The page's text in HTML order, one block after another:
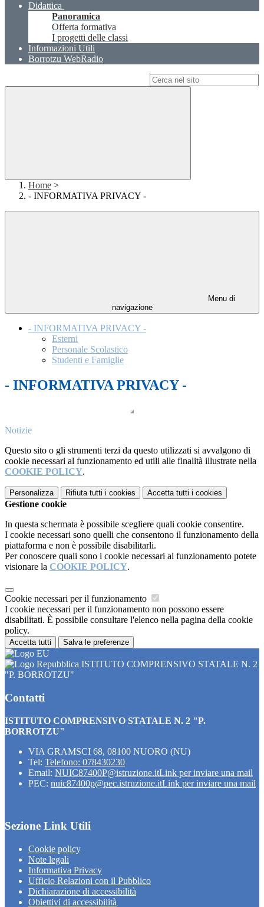
Didattica
Panoramica
Offerta formativa
I progetti delle classi
Informazioni Utili
Borrotzu WebRadio
Home >
- INFORMATIVA PRIVACY -
Menu di
navigazione
- INFORMATIVA PRIVACY -
Esterni
Personale Scolastico
Studenti e Famiglie
- INFORMATIVA PRIVACY -
Notizie
Questo sito o gli strumenti terzi da questo utilizzati si avvalgono di
cookie necessari al funzionamento ed utili alle finalità illustrate nella
COOKIE POLICY.
Personalizza Rifiuta tutti i cookies Accetta tutti i cookies
Gestione cookie
In questa schermata è possibile scegliere quali cookie consentire.
I cookie necessari sono quelli che consentono il funzionamento della
piattaforma e non è possibile disabilitarli.
Per conoscere quali sono i cookie necessari al funzionamento potete
visionare la COOKIE POLICY.
Cookie necessari per il funzionamento
I cookie necessari per il funzionamento non possono essere
disabilitati. È possibile consultare l'elenco nella pagina della cookie
policy.
Accetta tutti Salva le preferenze
ISTITUTO COMPRENSIVO STATALE N. 2
"P. BORROTZU"
Contatti
ISTITUTO COMPRENSIVO STATALE N. 2 "P.
BORROTZU"
VIA GRAMSCI 68, 08100 NUORO (NU)
Tel: Telefono: 078430230
Email: NUIC87400P@istruzione.itLink per inviare una mail
PEC: nuic87400p@pec.istruzione.itLink per inviare una mail
Sezione Link Utili
Cookie policy
Note legali
Informativa Privacy
Ufficio Relazioni con il Pubblico
Dichiarazione di accessibilità
Obiettivi di accessibilità